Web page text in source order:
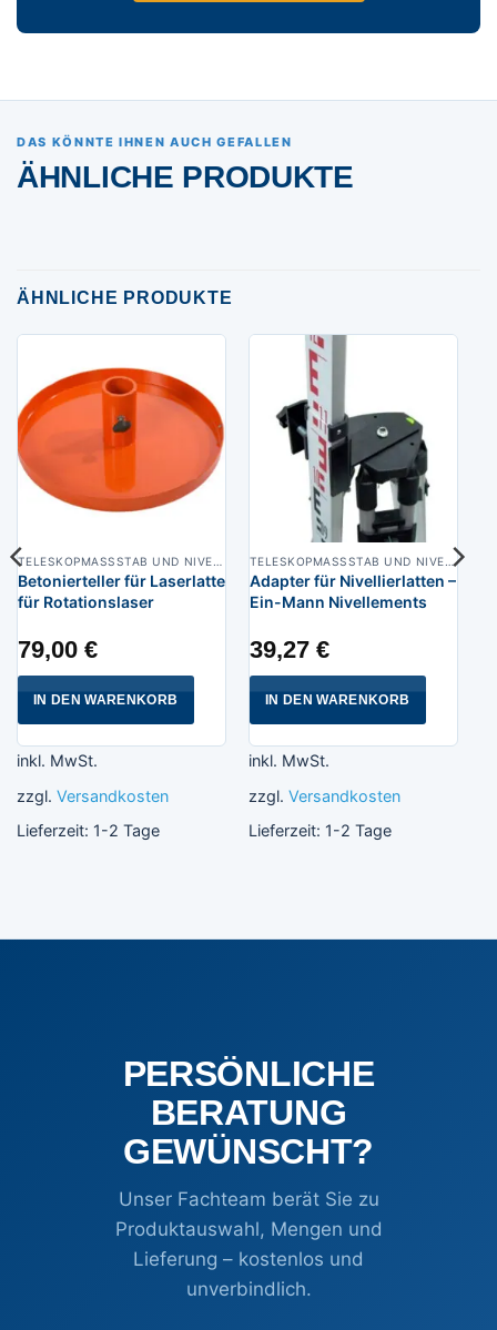
DAS KÖNNTE IHNEN AUCH GEFALLEN
ÄHNLICHE PRODUKTE
ÄHNLICHE PRODUKTE
Betonierteller für Laserlatte
für Rotationslaser
79,00 €
IN DEN WARENKORB
inkl. MwSt.
zzgl. Versandkosten
Lieferzeit: 1-2 Tage
Adapter für Nivellierlatten –
Ein-Mann Nivellements
39,27 €
IN DEN WARENKORB
inkl. MwSt.
zzgl. Versandkosten
Lieferzeit: 1-2 Tage
PERSÖNLICHE
BERATUNG
GEWÜNSCHT?
Unser Fachteam berät Sie zu
Produktauswahl, Mengen und
Lieferung – kostenlos und
unverbindlich.